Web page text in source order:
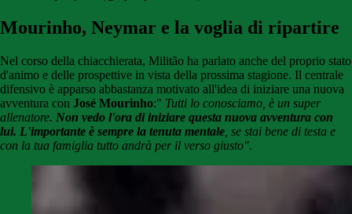
Mourinho, Neymar e la voglia di ripartire
Nel corso della chiacchierata, Militão ha parlato anche del proprio stato
d'animo e delle prospettive in vista della prossima stagione. Il centrale
difensivo è apparso abbastanza motivato all'idea di iniziare una nuova
avventura con José Mourinho:" Tutti lo conosciamo, è un super
allenatore. Non vedo l'ora di iniziare questa nuova avventura con
lui. L'importante è sempre la tenuta mentale , se stai bene di testa e
con la tua famiglia tutto andrà per il verso giusto".